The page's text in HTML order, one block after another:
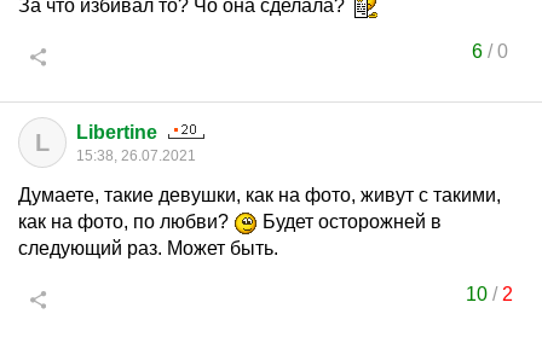
За что избивал то? Чо она сделала?
6/0
L Libertine
15:38, 26.07.2021
Думаете, такие девушки, как на фото, живут с такими,
как на фото, по любви?
Будет осторожней в
следующий раз. Может быть.
10 / 2